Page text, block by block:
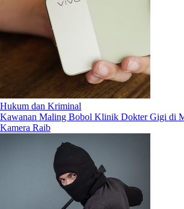
Hukum dan Kriminal
Kawanan Maling Bobol Klinik Dokter Gigi di
Kamera Raib